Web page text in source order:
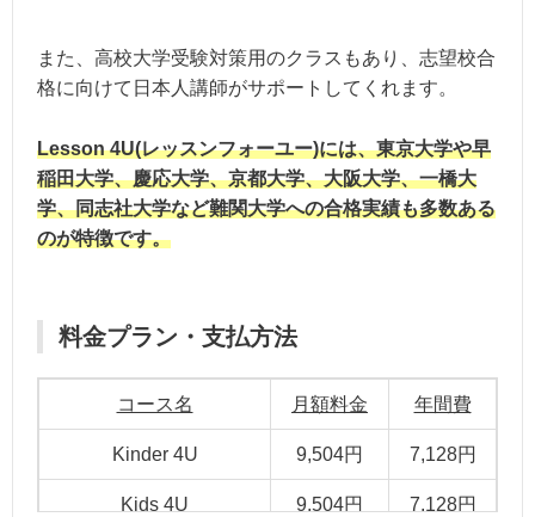
また、高校大学受験対策用のクラスもあり、志望校合
格に向けて日本人講師がサポートしてくれます。
Lesson 4U(レッスンフォーユー)には、東京大学や早
稲田大学、慶応大学、京都大学、大阪大学、一橋大
学、同志社大学など難関大学への合格実績も多数ある
のが特徴です。
料金プラン・支払方法
コース名 月額料金 年間費
Kinder 4U 9,504円 7,128円
Kids 4U 9,504円 7,128円